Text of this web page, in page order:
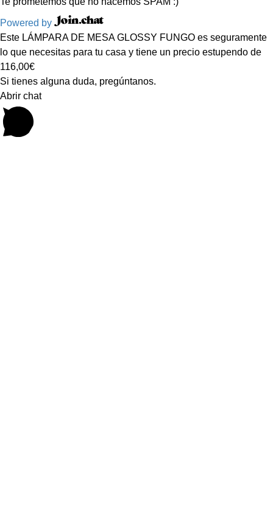
Powered by
Este LÁMPARA DE MESA GLOSSY FUNGO es seguramente
lo que necesitas para tu casa y tiene un precio estupendo de
116,00€
Si tienes alguna duda, pregúntanos.
Abrir chat